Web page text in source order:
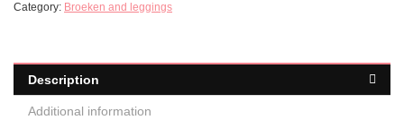
Category: Broeken and leggings
Description
Additional information